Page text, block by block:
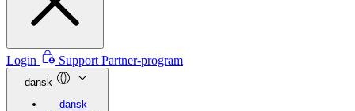
Login Support Partner-program
dansk
dansk